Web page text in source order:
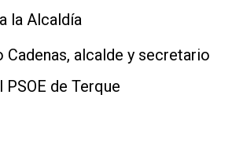
la Alcaldía
Cadenas, alcalde y secretario
PSOE de Terque